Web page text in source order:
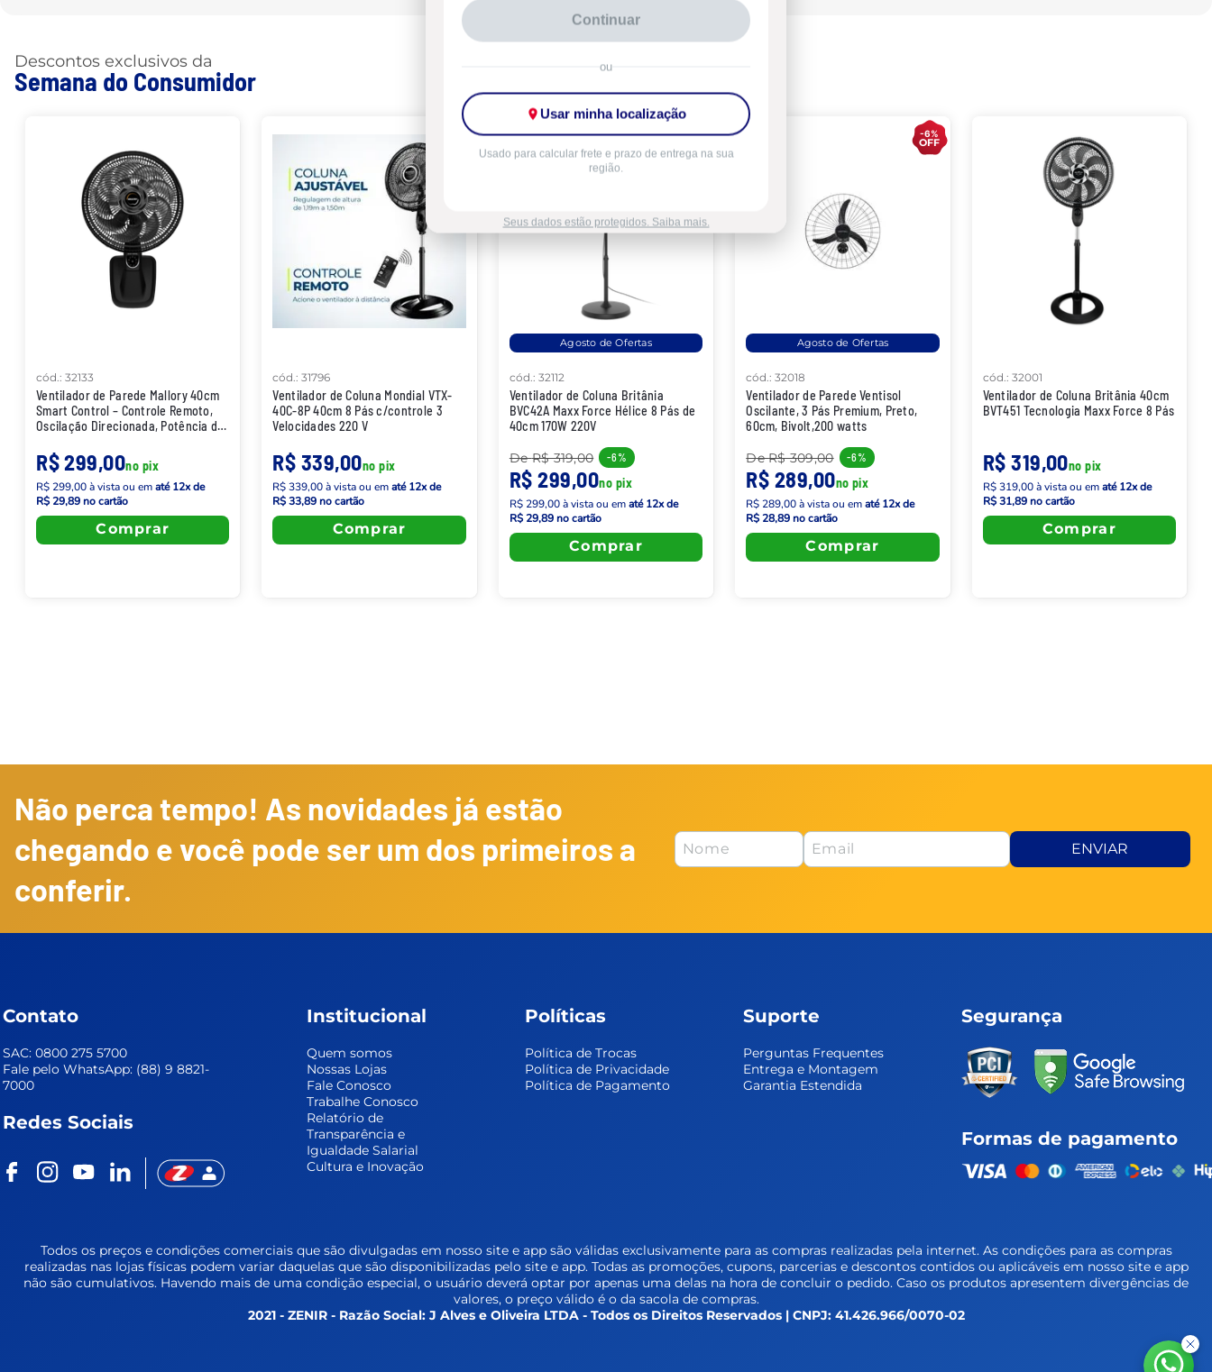
Continuar
ou
Usar minha localização
Usado para calcular frete e prazo de entrega na sua
região.
Seus dados estão protegidos. Saiba mais.
Descontos exclusivos da
Semana do Consumidor
cód.:32133
Ventilador de Parede Mallory 40cm
Smart Control – Controle Remoto,
Oscilação Direcionada, Potência de
R$ 299,00no pix
R$ 299,00à vistaou ematé12x de
R$ 29,89no cartão
cód.:31796
Ventilador de Coluna Mondial VTX-
40C-8P 40cm 8 Pás c/controle 3
Velocidades 220 V
R$ 339,00no pix
R$ 339,00à vistaou em até12x de
R$ 33,89no cartão
Agosto de Ofertas
cód. : 32112
Ventilador de Coluna Britânia
BVC42A Maxx Force Hélice 8 Pás de
40cm 170W 220V
DeR$ 319,00 -6%
R$ 299,00no pix
R$ 299,00à vistaou ematé12x de
R$ 29,89no cartão
-6%
Agosto de Ofertas
cód.:32018
Ventilador de Parede Ventisol
Oscilante, 3 Pás Premium, Preto,
60cm, Bivolt,200 watts
DeR$ 309,00 -6%
R$ 289,00no pix
R$ 289,00à vistaou em até12x de
R$ 28,89no cartão
-6%
cód. : 32001
Ventilador de Coluna Britânia 40cm
BVT451 Tecnologia Maxx Force 8 Pás
R$ 319,00no pix
R$ 319,00à vistaou em até12x de
R$ 31,89no cartão
Não perca tempo! As novidades já estão
chegando e você pode ser um dos primeiros a
conferir.
ENVIAR
Contato
SAC: 0800 275 5700
Fale pelo WhatsApp: (88) 9 8821-
7000
Redes Sociais
Institucional
Quem somos
Nossas Lojas
Fale Conosco
Trabalhe Conosco
Relatório de
Transparência e
Igualdade Salarial
Cultura e Inovação
Políticas
Política de Trocas
Política de Privacidade
Política de Pagamento
Suporte
Perguntas Frequentes
Entrega e Montagem
Garantia Estendida
Segurança
Formas de pagamento
Todos os preços e condições comerciais que são divulgadas em nosso site e app são válidas exclusivamente para as compras realizadas pela internet. As condições para as compras
realizadas nas lojas físicas podem variar daquelas que são disponibilizadas pelo site e app. Todas as promoções, cupons, parcerias e descontos contidos ou aplicáveis em nosso site e app
não são cumulativos. Havendo mais de uma condição especial, o usuário deverá optar por apenas uma delas na hora de concluir o pedido. Caso os produtos apresentem divergências de
valores, o preço válido é o da sacola de compras.
2021 - ZENIR - Razão Social: J Alves e Oliveira LTDA - Todos os Direitos Reservados | CNPJ: 41.426.966/0070-02